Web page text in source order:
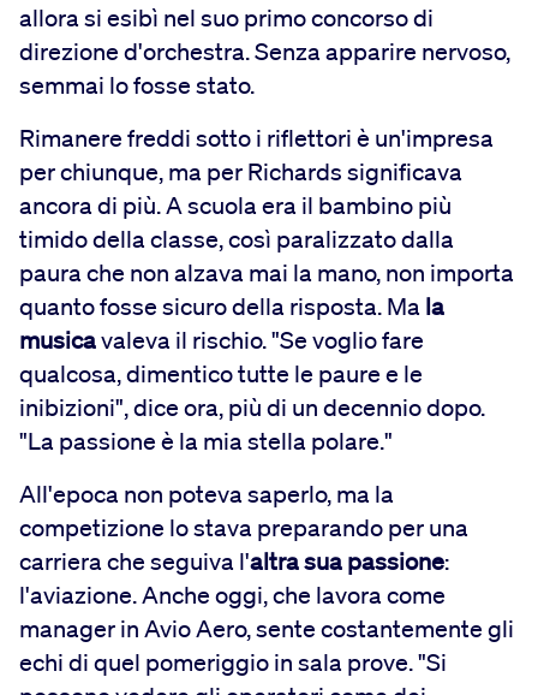
allora si esibì nel suo primo concorso di
direzione d'orchestra. Senza apparire nervoso,
semmai lo fosse stato.
Rimanere freddi sotto i riflettori è un'impresa
per chiunque, ma per Richards significava
ancora di più. A scuola era il bambino più
timido della classe, così paralizzato dalla
paura che non alzava mai la mano, non importa
quanto fosse sicuro della risposta. Ma la
musicavaleva il rischio. "Se voglio fare
qualcosa, dimentico tutte le paure e le
inibizioni", dice ora, più di un decennio dopo.
"La passione è la mia stella polare."
All'epoca non poteva saperlo, ma la
competizione lo stava preparando per una
carriera che seguiva l'altra sua passione:
l'aviazione. Anche oggi, che lavora come
manager in Avio Aero, sente costantemente gli
echi di quel pomeriggio in sala prove. "Si